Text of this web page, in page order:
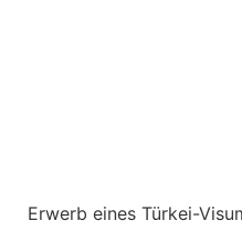
Erwerb eines Türkei-